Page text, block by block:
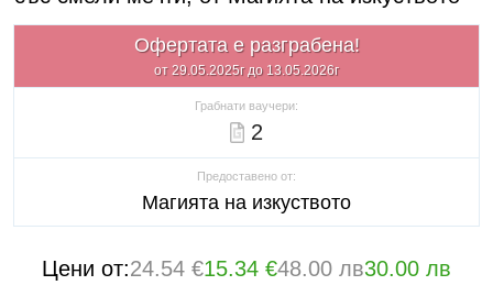
Офертата е разграбена!
от 29.05.2025г до 13.05.2026г
Грабнати ваучери:
2
Предоставено от:
Магията на изкуството
Цени от:24.54 €15.34 €48.00 лв30.00 лв